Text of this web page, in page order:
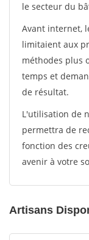
le secteur du
Avant internet,
limitaient aux
méthodes plus
temps et
de résultat.
L'utilisation de
permettra de
fonction des
avenir à votre
Artisans